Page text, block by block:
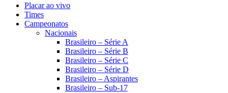
Placar ao vivo
Times
Campeonatos
Nacionais
Brasileiro – Série A
Brasileiro – Série B
Brasileiro – Série C
Brasileiro – Série D
Brasileiro – Aspirantes
Brasileiro – Sub-17